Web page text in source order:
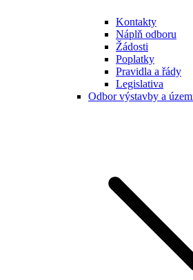
Kontakty
Náplň odboru
Žádosti
Poplatky
Pravidla a řády
Legislativa
Odbor výstavby a